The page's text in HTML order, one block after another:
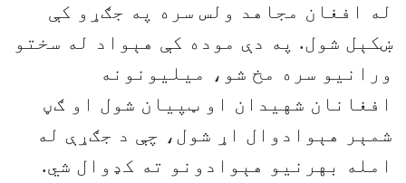
له افغان مجاهد ولس سره په جګړو کې
ښکېل شول. په دې موده کې هېواد له سختو
ورانیو سره مخ شو، میلیونونه
افغانان شهیدان او ټپیان شول او ګڼ
شمېر هېوادوال اړ شول، چې د جګړې له
امله بهرنیو هېوادونو ته کډوال شي.